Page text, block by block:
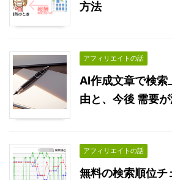
方法
アフィリエイトの話
AI作成文章で検索
由と、今後 需要
アフィリエイトの話
無料の検索順位チ